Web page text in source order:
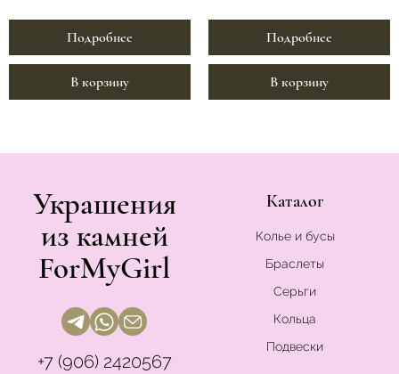
Подробнее
В корзину
Подробнее
В корзину
Украшения
из камней
ForMyGirl
+7 (906) 2420567
Каталог
Колье и бусы
Браслеты
Серьги
Кольца
Подвески